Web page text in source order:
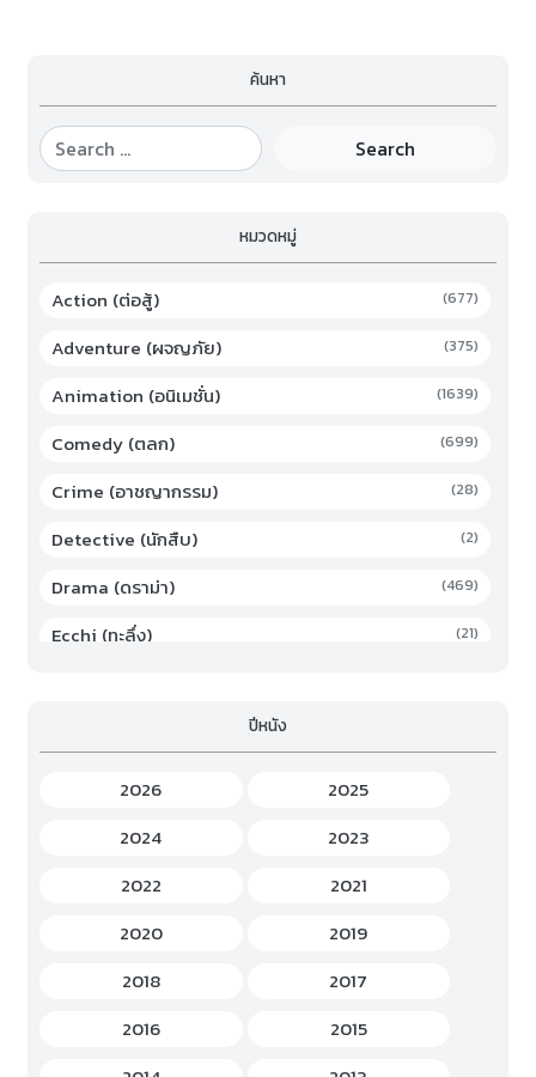
ค้นหา
Search
หมวดหมู่
Action (ต่อสู้) (677)
Adventure (ผจญภัย) (375)
Animation (อนิเมชั่น) (1639)
Comedy (ตลก) (699)
Crime (อาชญากรรม) (28)
Detective (นักสืบ) (2)
Drama (ดราม่า) (469)
Ecchi (ทะลึ่ง) (21)
Game (เกม)
Gourmet (อาหาร)
Hentai (เฮ็นไต)
History (ประวัติศาสตร์)
Horror (สยองขวัญ)
Idols Female (ไอดอล หญิง)
Idols Male (ไอดอล ชาย)
ปีหนัง
2026
2025
2024
2023
2022
2021
2020
2019
2018
2017
2016
2015